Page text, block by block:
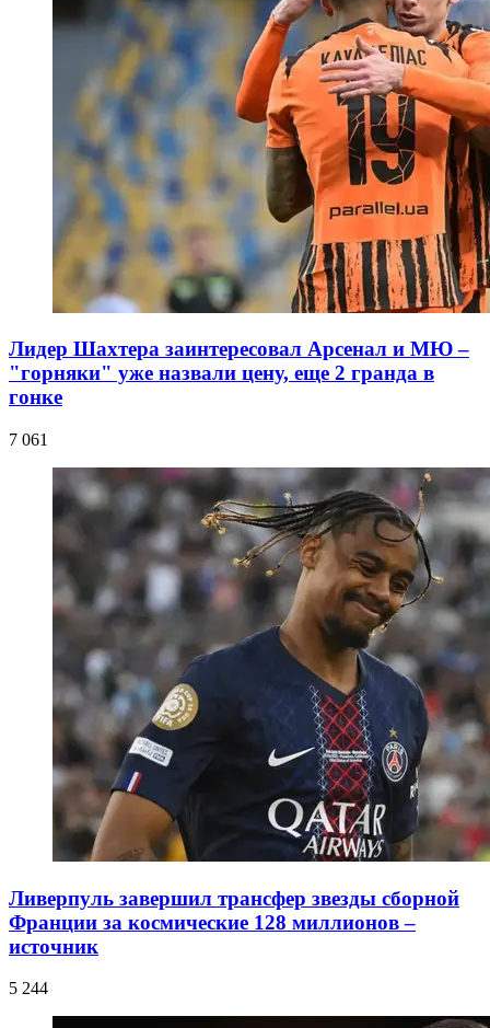
Лидер Шахтера заинтересовал Арсенал и МЮ –
"горняки" уже назвали цену, еще 2 гранда в
гонке
7 061
Ливерпуль завершил трансфер звезды сборной
Франции за космические 128 миллионов –
источник
5 244